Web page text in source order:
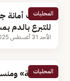
المحليات
متحدث أمانة
للتبرع بالدم بمشاركة
الأحد 31 أغسطس 2025
المحليات
«الربيعة»